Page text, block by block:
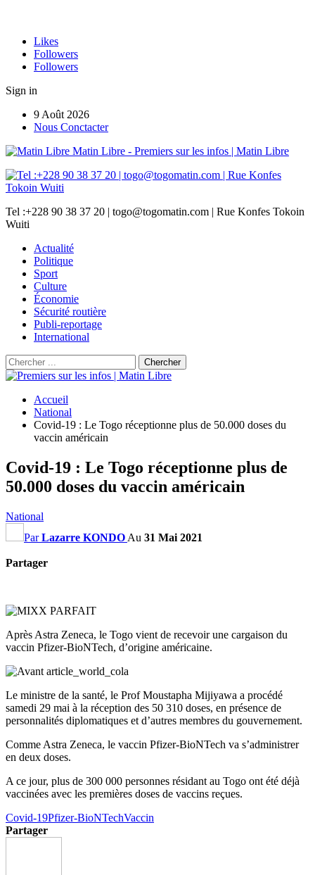
Likes
Followers
Followers
Sign in
9 Août 2026
Nous Conctacter
Matin Libre - Premiers sur les infos | Matin Libre
Tel :+228 90 38 37 20 | togo@togomatin.com | Rue Konfes Tokoin
Wuiti
Actualité
Politique
Sport
Culture
Économie
Sécurité routière
Publi-reportage
International
Accueil
National
Covid-19 : Le Togo réceptionne plus de 50.000 doses du
vaccin américain
Covid-19 : Le Togo réceptionne plus de
50.000 doses du vaccin américain
National
ParLazarre KONDO Au 31 Mai 2021
Partager
Après Astra Zeneca, le Togo vient de recevoir une cargaison du
vaccin Pfizer-BioNTech, d’origine américaine.
Le ministre de la santé, le Prof Moustapha Mijiyawa a procédé
samedi 29 mai à la réception des 50 310 doses, en présence de
personnalités diplomatiques et d’autres membres du gouvernement.
Comme Astra Zeneca, le vaccin Pfizer-BioNTech va s’administrer
en deux doses.
A ce jour, plus de 300 000 personnes résidant au Togo ont été déjà
vaccinées avec les premières doses de vaccins reçues.
Covid-19Pfizer-BioNTechVaccin
Partager